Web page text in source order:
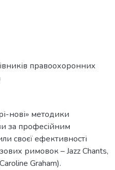
правоохоронних
нові» методики
за професійним
своєї ефективності
римовок – Jazz Chants,
Graham).